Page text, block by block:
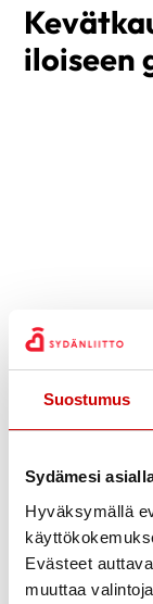
Suostumus
Sydämesi
Hyväksymällä
Evästeet
muuttaa
iloiseen
Julkaistu
”päättäjäiset”
(laktoositon,
perinteisesti 5
sopivasti,